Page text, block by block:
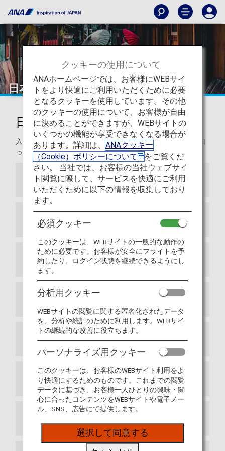
日本
日本旅行のご案内
入国要件、気候、通貨、電圧など、日本へ旅行される際に知
っていただきたいことをご紹介します。
パスポート
検疫
入出国カード
税関
予防接種
免税タバコの持ち込み、所持について
クッキーの使用について
ANAホームページでは、お客様にWEBサイ
トをより快適にご利用いただくために必要
となるクッキーを使用しています。その他
のクッキーの使用について、お客様が自由
に決めることができますが、WEBサイトの
いくつかの機能が享受できなくなる場合が
あります。詳細は、 ANAクッキー
（Cookie）ポリシーについて
をご覧くだ
さい。 当社では、お客様の当社ウェブサイ
ト閲覧に際して、サービスを快適にご利用
いただくために以下の情報を収集しており
ます。
必須クッキー
このクッキーは、WEBサイトの一般的な動作の
ために必要です。お客様が安全にフライトを予
約したり、ログイン状態を継続できるようにし
ます。
分析用クッキー
WEBサイトの閲覧に関する匿名化されたデータ
を、分析や統計のために利用します。WEBサイ
トの継続的な改善に役立ちます。
パーソナライズ用クッキー
このクッキーは、お客様のWEBサイト利用をよ
り快適にするためのものです。これまでの閲覧
データに基づき、お客様一人ひとりの興味・関
心に合ったコンテンツをWEBサイトや電子メー
ル、SNS、広告にて提供します。
選択して同意する